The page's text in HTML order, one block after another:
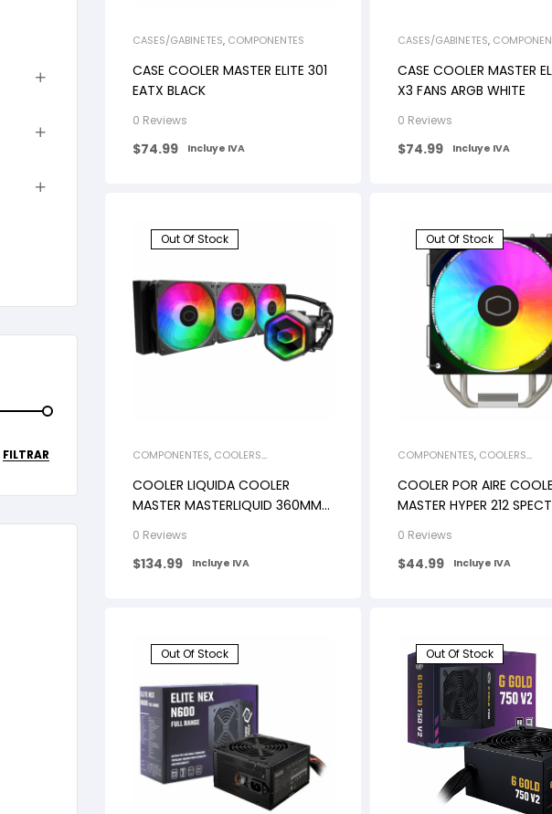
CASES/GABINETES, COMPONENTES
CASE COOLER MASTER ELITE 301
EATX BLACK
0 Reviews
$74.99 Incluye IVA
CASES/GABINETES,
CASE COOLER MASTER
X3 FANS ARGB WHITE
0 Reviews
$74.99 Incluye IVA
Out Of Stock
COMPONENTES, COOLERS
COOLER LIQUIDA COOLER
MASTER MASTERLIQUID 360MM
0 Reviews
$134.99 Incluye IVA
Out Of Stock
COMPONENTES, COOLERS
COOLER POR AIRE
MASTER HYPER 212
0 Reviews
$44.99 Incluye IVA
Out Of Stock Out Of Stock
FILTRAR